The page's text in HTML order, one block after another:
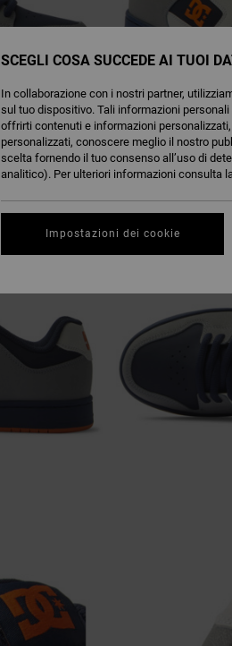
SCEGLI COSA SUCCEDE AI TUOI
In collaborazione con i nostri partner,
sul tuo dispositivo. Tali informazioni
offrirti contenuti e informazioni
personalizzati, conoscere meglio il nostro
scelta fornendo il tuo consenso all’uso di
analitico). Per ulteriori informazioni consulta
Impostazioni dei cookie